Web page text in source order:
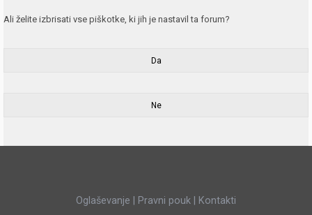
Ali želite izbrisati vse piškotke, ki jih je nastavil ta forum?
Oglaševanje Pravni pouk Kontakti